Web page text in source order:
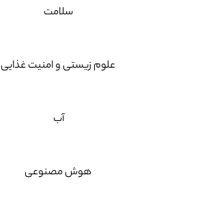
سلامت
علوم زیستی و امنیت غذایی
آب
هوش مصنوعی